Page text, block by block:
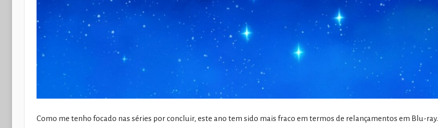
Como me tenho focado nas séries por concluir, este ano tem sido mais fraco em termos de relançamentos em Blu-ray.